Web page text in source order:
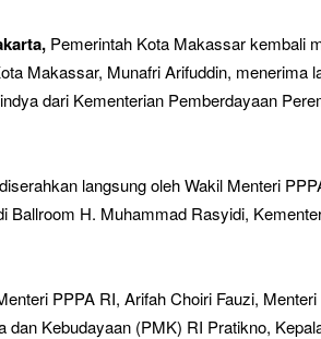
Pemerintah Kota Makassar kembali
Makassar, Munafri Arifuddin, menerima
dari Kementerian Pemberdayaan
langsung oleh Wakil Menteri
Ballroom H. Muhammad Rasyidi,
PPPA RI, Arifah Choiri Fauzi,
dan Kebudayaan (PMK) RI Pratikno,